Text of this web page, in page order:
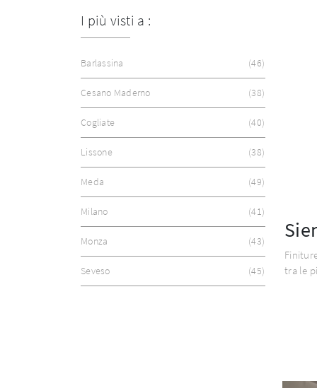
tra le
I più visti a :
Barlassina 46
Cesano Maderno 38
Cogliate 40
Lissone 38
Meda 49
Milano 41
Monza 43
Seveso 45